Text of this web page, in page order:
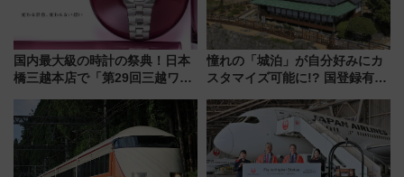
国内最大級の時計の祭典！日本
橋三越本店で「第29回三越ワー
【2026年8月5日～25日】
憧れの「城泊」が自分好みにカ
スタマイズ可能に!? 国登録有形
にオーダーメイド型の宿泊プラ
ンが誕生！